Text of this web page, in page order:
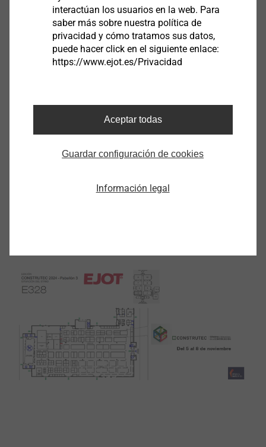
llame al teléfono +34 91 603 008 22
interactúan los usuarios en la web. Para
saber más sobre nuestra política de
privacidad y cómo tratamos sus datos,
puede hacer click en el siguiente enlace:
https://www.ejot.es/Privacidad
Aceptar todas
Guardar configuración de cookies
Información legal